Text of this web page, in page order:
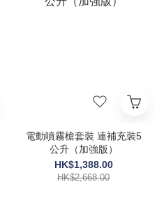
電動噴霧槍套裝 連補充裝5
公升（加強版）
HK$1,388.00
HK$2,668.00